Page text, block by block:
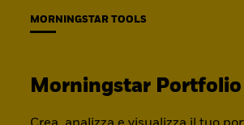
MORNINGSTAR TOOLS
Morningstar